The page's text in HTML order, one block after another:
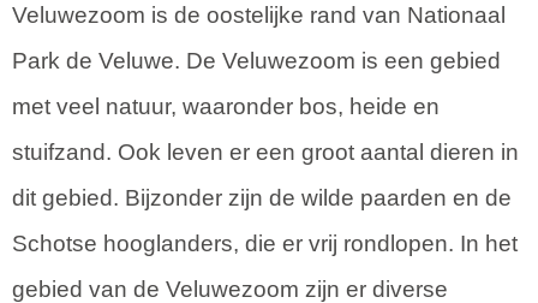
Veluwezoom is de oostelijke rand van Nationaal
Park de Veluwe. De Veluwezoom is een gebied
met veel natuur, waaronder bos, heide en
stuifzand. Ook leven er een groot aantal dieren in
dit gebied. Bijzonder zijn de wilde paarden en de
Schotse hooglanders, die er vrij rondlopen. In het
gebied van de Veluwezoom zijn er diverse